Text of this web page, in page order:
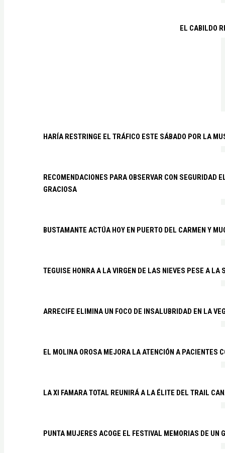
EL CABILDO
HARÍA RESTRINGE EL TRÁFICO ESTE SÁBADO POR LA
RECOMENDACIONES PARA OBSERVAR CON SEGURIDAD
GRACIOSA
BUSTAMANTE ACTÚA HOY EN PUERTO DEL CARMEN Y
TEGUISE HONRA A LA VIRGEN DE LAS NIEVES PESE A LA
ARRECIFE ELIMINA UN FOCO DE INSALUBRIDAD EN LA
EL MOLINA OROSA MEJORA LA ATENCIÓN A PACIENTES
LA XI FAMARA TOTAL REUNIRÁ A LA ÉLITE DEL TRAIL
PUNTA MUJERES ACOGE EL FESTIVAL MEMORIAS DE UN